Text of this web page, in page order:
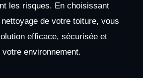
les risques. En choisissant
de votre toiture, vous
efficace, sécurisée et
environnement.